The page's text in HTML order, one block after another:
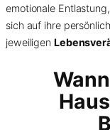
emotionale
sich auf ihre
jeweiligen